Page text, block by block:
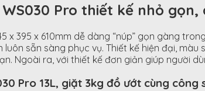
Pro thiết kế nhỏ gọn,
x 395 x 610mm dễ dàng “núp” gọn gàng
sẵn sàng phục vụ. Thiết kế hiện đại,
Ngoài ra, với thiết kế đơn giản giúp người
Pro 13L, giặt 3kg đồ ướt cùng công